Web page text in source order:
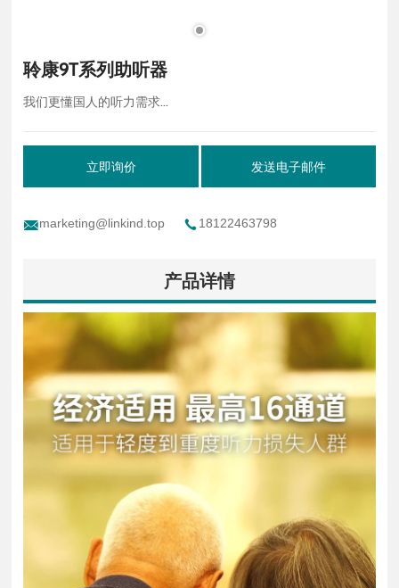
聆康9T系列助听器
我们更懂国人的听力需求...
立即询价 发送电子邮件
marketing@linkind.top 18122463798
产品详情